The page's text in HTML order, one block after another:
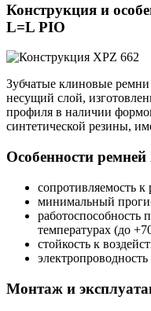
Конструкция и
L=L PIO
Зубчатые клиновые
несущий слой,
профиля в наличии
синтетической резины,
Особенности
сопротивляемость
минимальный
работоспособность
температурах (до
стойкость к
Монтаж и